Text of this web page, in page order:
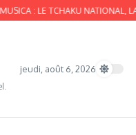
TCHAKU NATIONAL, LAMBERT
jeudi, août 6, 2026